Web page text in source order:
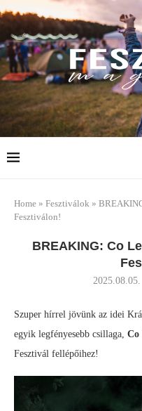
Home » Fesztiválok »
Fesztiválon!
BREAKING: Co
2025.08.05.
Szuper hírrel jövünk az idei
egyik legfényesebb csillaga, Co
Fesztivál fellépőihez!